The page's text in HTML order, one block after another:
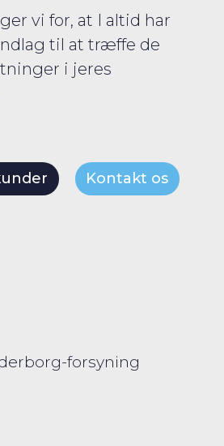
vi for, at I altid har
til at træffe de
i jeres
Kontakt os